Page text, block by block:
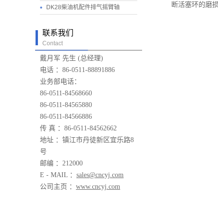
DK28柴油机配件排气摇臂轴
联系我们
Contact
戴月军 先生 (总经理)
电话 ：86-0511-88891886
业务部电话：
86-0511-84568660
86-0511-84565880
86-0511-84566886
传 真 ：86-0511-84562662
地址 ：镇江市丹徒新区宜乐路8
号
邮编 ：212000
E - MAIL ： sales@cncyj.com
公司主页 ： www.cncyj.com
断活塞环的磨